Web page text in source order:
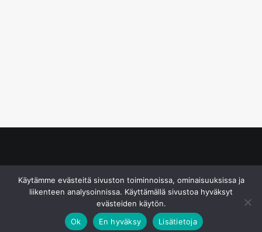
Käytämme evästeitä sivuston toiminnoissa, ominaisuuksissa ja
liikenteen analysoinnissa. Käyttämällä sivustoa hyväksyt
evästeiden käytön.
Ok
En hyväksy Lisätietoja